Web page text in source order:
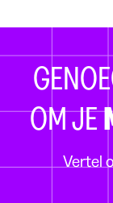
OM JE
Vertel